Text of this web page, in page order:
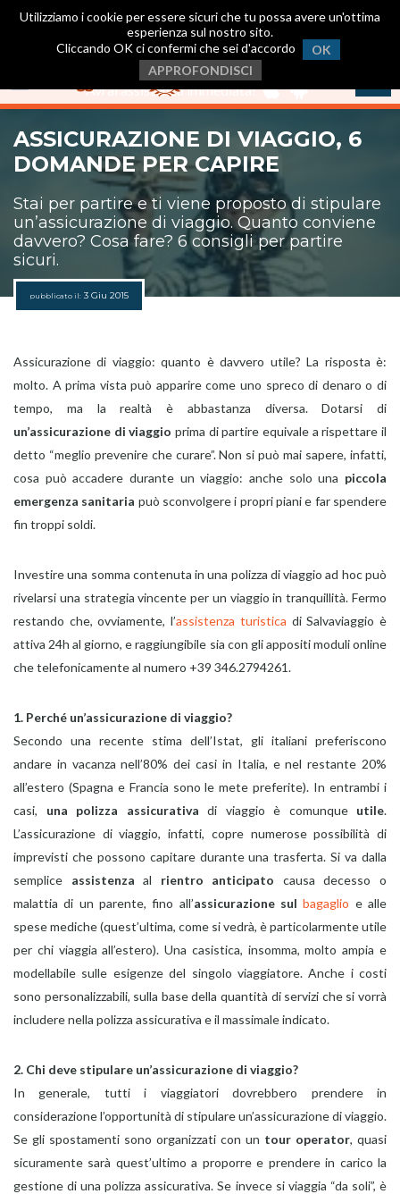
Utilizziamo i cookie per essere sicuri che tu possa avere un'ottima
esperienza sul nostro sito.
Cliccando OK ci confermi che sei d'accordo
OK
APPROFONDISCI
Scarica ora la nostra App
Avrai assistenza immediata!
ASSICURAZIONE DI VIAGGIO, 6
DOMANDE PER CAPIRE
Stai per partire e ti viene proposto di stipulare
un’assicurazione di viaggio. Quanto conviene
davvero? Cosa fare? 6 consigli per partire
sicuri.
pubblicato il: 3 Giu 2015
Assicurazione di viaggio: quanto è davvero utile? La risposta è:
molto. A prima vista può apparire come uno spreco di denaro o di
tempo, ma la realtà è abbastanza diversa. Dotarsi di
un’assicurazione di viaggio prima di partire equivale a rispettare il
detto “meglio prevenire che curare”. Non si può mai sapere, infatti,
cosa può accadere durante un viaggio: anche solo una piccola
emergenza sanitaria può sconvolgere i propri piani e far spendere
fin troppi soldi.
Investire una somma contenuta in una polizza di viaggio ad hoc può
rivelarsi una strategia vincente per un viaggio in tranquillità. Fermo
restando che, ovviamente, l’assistenza turistica di Salvaviaggio è
attiva 24h al giorno, e raggiungibile sia con gli appositi moduli online
che telefonicamente al numero +39 346.2794261.
1. Perché un’assicurazione di viaggio?
Secondo una recente stima dell’Istat, gli italiani preferiscono
andare in vacanza nell’80% dei casi in Italia, e nel restante 20%
all’estero (Spagna e Francia sono le mete preferite). In entrambi i
casi, una polizza assicurativa di viaggio è comunque utile.
L’assicurazione di viaggio, infatti, copre numerose possibilità di
imprevisti che possono capitare durante una trasferta. Si va dalla
semplice assistenza al rientro anticipato causa decesso o
malattia di un parente, fino all’assicurazione sulbagaglio e alle
spese mediche (quest’ultima, come si vedrà, è particolarmente utile
per chi viaggia all’estero). Una casistica, insomma, molto ampia e
modellabile sulle esigenze del singolo viaggiatore. Anche i costi
sono personalizzabili, sulla base della quantità di servizi che si vorrà
includere nella polizza assicurativa e il massimale indicato.
2. Chi deve stipulare un’assicurazione di viaggio?
In generale, tutti i viaggiatori dovrebbero prendere in
considerazione l’opportunità di stipulare un’assicurazione di viaggio.
Se gli spostamenti sono organizzati con un tour operator, quasi
sicuramente sarà quest’ultimo a proporre e prendere in carico la
gestione di una polizza assicurativa. Se invece si viaggia “da soli”, è